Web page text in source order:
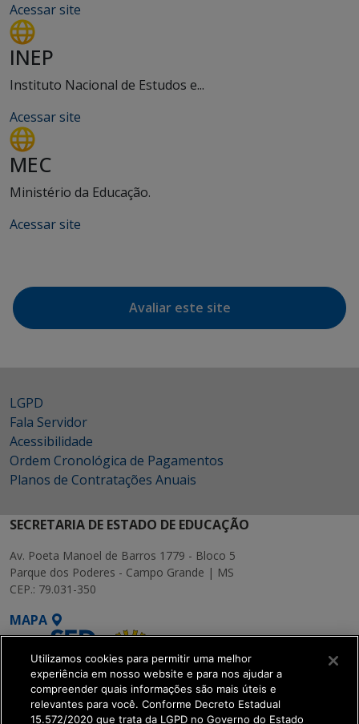
Acessar site
INEP
Instituto Nacional de Estudos e...
Acessar site
MEC
Ministério da Educação.
Acessar site
Avaliar este site
LGPD
Fala Servidor
Acessibilidade
Ordem Cronológica de Pagamentos
Planos de Contratações Anuais
SECRETARIA DE ESTADO DE EDUCAÇÃO
Av. Poeta Manoel de Barros 1779 - Bloco 5
Parque dos Poderes - Campo Grande | MS
CEP.: 79.031-350
MAPA
Utilizamos cookies para permitir uma melhor
experiência em nosso website e para nos ajudar a
compreender quais informações são mais úteis e
relevantes para você. Conforme Decreto Estadual
15.572/2020 que trata da LGPD no Governo do Estado